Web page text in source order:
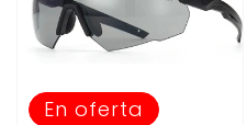
En oferta